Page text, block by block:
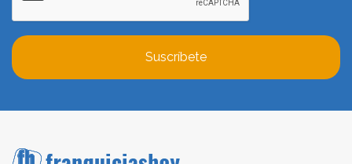
Suscríbete